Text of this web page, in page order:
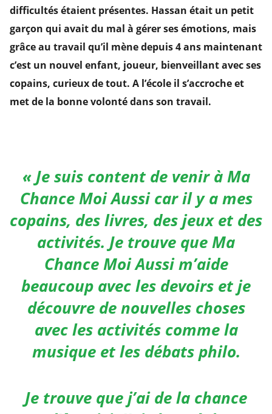
difficultés étaient présentes. Hassan était un petit
garçon qui avait du mal à gérer ses émotions, mais
grâce au travail qu’il mène depuis 4 ans maintenant
c’est un nouvel enfant, joueur, bienveillant avec ses
copains, curieux de tout. A l’école il s’accroche et
met de la bonne volonté dans son travail.
«Je suis content de venir à Ma
Chance Moi Aussi car il y a mes
copains, des livres, des jeux et des
activités. Je trouve que Ma
Chance Moi Aussi m’aide
beaucoup avec les devoirs et je
découvre de nouvelles choses
avec les activités comme la
musique et les débats philo.
Je trouve que j’ai de la chance